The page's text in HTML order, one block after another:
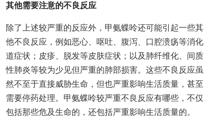
其他需要注意的不良反应
除了上述较严重的反应外，甲氨蝶呤还可能引起一些其
他不良反应，例如恶心、呕吐、腹泻、口腔溃疡等消化
道症状；皮疹、脱发等皮肤症状；以及肺纤维化、间质
性肺炎等较为少见但严重的肺部损害。这些不良反应虽
然不至于直接威胁生命，但也严重影响生活质量，甚至
需要停药处理。甲氨蝶呤较严重不良反应有哪些，不仅
包括那些危及生命的，还包括严重影响生活质量的。